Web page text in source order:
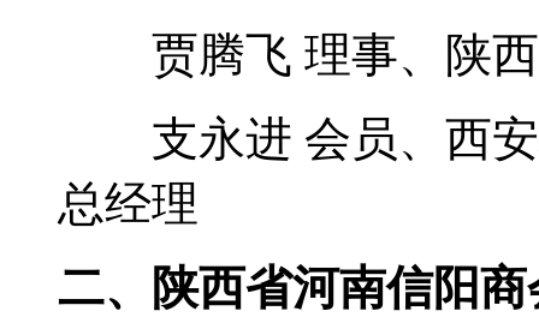
贾腾飞 理事、陕西
支永进 会员、西安
总经理
二、陕西省河南信阳